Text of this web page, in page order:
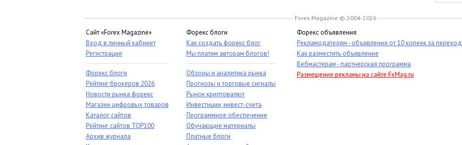
Forex Magazine © 2004-2026
Сайт «Forex Magazine»
Вход в личный кабинет
Регистрация
Форекс блоги
Рейтинг брокеров 2026
Новости рынка форекс
Магазин цифровых товаров
Каталог сайтов
Рейтинг сайтов TOP100
Архив журнала
Форекс блоги
Как создать форекс блог
Мы платим авторам блогов!
Обзоры и аналитика рынка
Прогнозы и торговые сигналы
Рынок криптовалют
Инвестиции, инвест-счета
Программное обеспечение
Обучающие материалы
Платные блоги
Форекс объявления
Рекламодателям - объявления от 10 копеек за переход
Как разместить объявление
Вебмастерам - партнерская программа
Размещение рекламы на сайте FxMag.ru